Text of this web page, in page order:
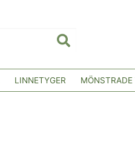
LINNETYGER MÖNSTRADE